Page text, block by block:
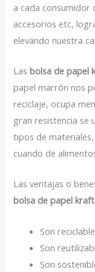
a cada consumidor
accesorios etc,
elevando nuestra
Lasbolsa de papel
papel marrón nos
reciclaje, ocupa
gran resistencia se
tipos de
cuando de
Las ventajas o
bolsa de papel
Son
Son
Son